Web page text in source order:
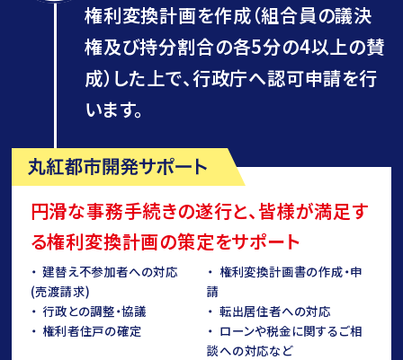
権利変換計画を作成（組合員の議決
権及び持分割合の各5分の4以上の賛
成）した上で、行政庁へ認可申請を行
います。
円滑な事務手続きの遂行と、皆様が満足す
る権利変換計画の策定をサポート
建替え不参加者への対応
(売渡請求)
行政との調整・協議
権利者住戸の確定
権利変換計画書の作成・申
請
転出居住者への対応
ローンや税金に関するご相
談への対応など